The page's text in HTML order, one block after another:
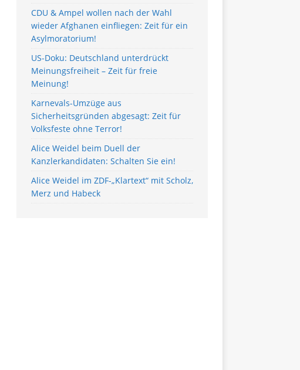
CDU & Ampel wollen nach der Wahl
wieder Afghanen einfliegen: Zeit für ein
Asylmoratorium!
US-Doku: Deutschland unterdrückt
Meinungsfreiheit – Zeit für freie
Meinung!
Karnevals-Umzüge aus
Sicherheitsgründen abgesagt: Zeit für
Volksfeste ohne Terror!
Alice Weidel beim Duell der
Kanzlerkandidaten: Schalten Sie ein!
Alice Weidel im ZDF-„Klartext“ mit Scholz,
Merz und Habeck